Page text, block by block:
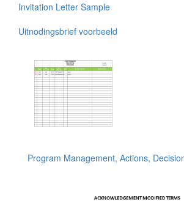
Invitation Letter Sample
Uitnodingsbrief voorbeeld
Program Management, Actions,